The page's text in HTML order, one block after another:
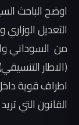
اوضح الباحث
التعديل
من السوداني
(الاطار
اطراف قوية
القانون التي